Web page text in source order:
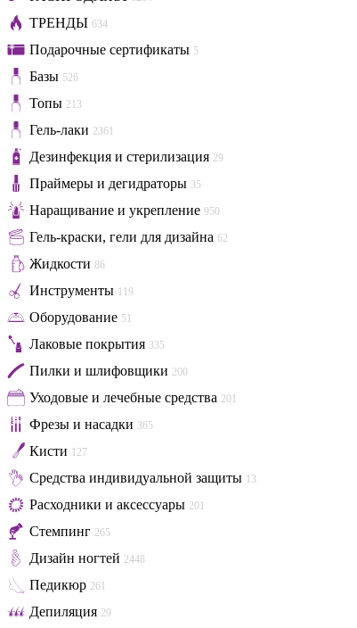
ТРЕНДЫ 634
Подарочные сертификаты 5
Базы 526
Топы 213
Гель-лаки 2361
Дезинфекция и стерилизация 29
Праймеры и дегидраторы 35
Наращивание и укрепление 950
Гель-краски, гели для дизайна 62
Жидкости 86
Инструменты 119
Оборудование 51
Лаковые покрытия 335
Пилки и шлифовщики 200
Уходовые и лечебные средства 201
Фрезы и насадки 365
Кисти 127
Средства индивидуальной защиты 13
Расходники и аксессуары 201
Стемпинг 265
Дизайн ногтей 2448
Педикюр 261
Депиляция 29